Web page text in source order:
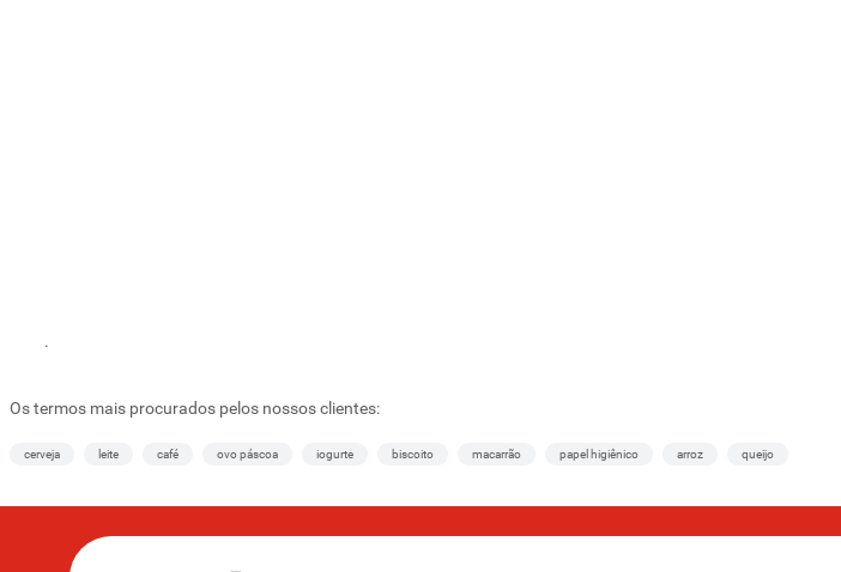
.
Os termos mais procurados pelos nossos clientes:
cerveja leite café ovo páscoa iogurte biscoito macarrão papel higiênico arroz queijo